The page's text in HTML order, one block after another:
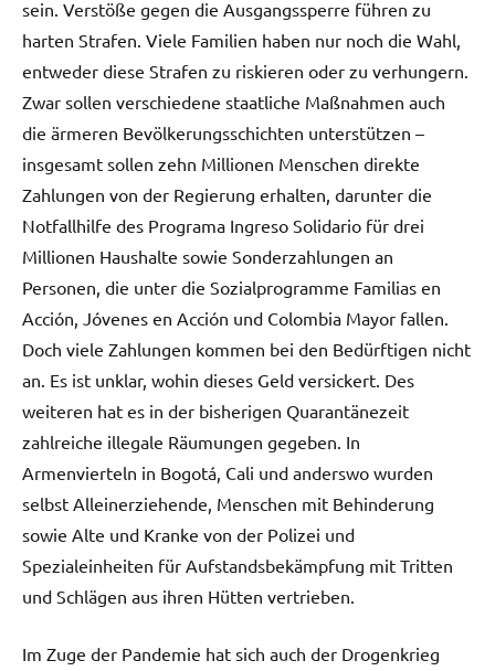
sein. Verstöße gegen die Ausgangssperre führen zu
harten Strafen. Viele Familien haben nur noch die Wahl,
entweder diese Strafen zu riskieren oder zu verhungern.
Zwar sollen verschiedene staatliche Maßnahmen auch
die ärmeren Bevölkerungsschichten unterstützen –
insgesamt sollen zehn Millionen Menschen direkte
Zahlungen von der Regierung erhalten, darunter die
Notfallhilfe des Programa Ingreso Solidario für drei
Millionen Haushalte sowie Sonderzahlungen an
Personen, die unter die Sozialprogramme Familias en
Acción, Jóvenes en Acción und Colombia Mayor fallen.
Doch viele Zahlungen kommen bei den Bedürftigen nicht
an. Es ist unklar, wohin dieses Geld versickert. Des
weiteren hat es in der bisherigen Quarantänezeit
zahlreiche illegale Räumungen gegeben. In
Armenvierteln in Bogotá, Cali und anderswo wurden
selbst Alleinerziehende, Menschen mit Behinderung
sowie Alte und Kranke von der Polizei und
Spezialeinheiten für Aufstandsbekämpfung mit Tritten
und Schlägen aus ihren Hütten vertrieben.
Im Zuge der Pandemie hat sich auch der Drogenkrieg